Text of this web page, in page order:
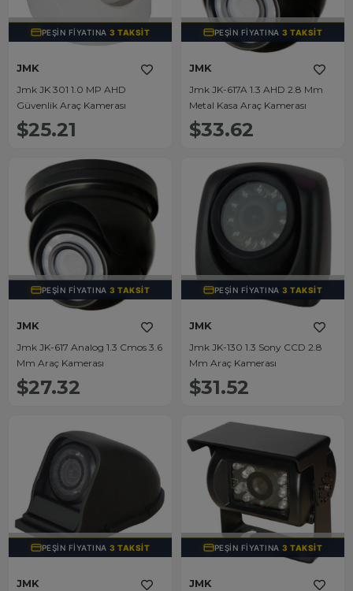
TÜKENDI
PEŞIN FIYATINA3 TAKSIT
JMK
Jmk JK 301 1.0 MP AHD
Güvenlik Araç Kamerası
$25.21
TÜKENDI
PEŞIN FIYATINA3 TAKSIT
JMK
Jmk JK-617A 1.3 AHD 2.8 Mm
Metal Kasa Araç Kamerası
$33.62
TÜKENDI
PEŞIN FIYATINA3 TAKSIT
JMK
Jmk JK-617 Analog 1.3 Cmos 3.6
Mm Araç Kamerası
$27.32
TÜKENDI
PEŞIN FIYATINA3 TAKSIT
JMK
Jmk JK-130 1.3 Sony CCD 2.8
Mm Araç Kamerası
$31.52
TÜKENDI
PEŞIN FIYATINA3 TAKSIT
JMK
TÜKENDI
PEŞIN FIYATINA3 TAKSIT
JMK